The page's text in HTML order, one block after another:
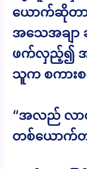
ယောက်ဆိုတာ
အသေအချာ
ဖက်လှည့်၍ အ
သူက စကား
“အလည် လာ
တစ်ယောက်တ